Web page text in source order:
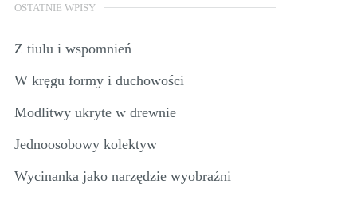
OSTATNIE WPISY
Z tiulu i wspomnień
W kręgu formy i duchowości
Modlitwy ukryte w drewnie
Jednoosobowy kolektyw
Wycinanka jako narzędzie wyobraźni